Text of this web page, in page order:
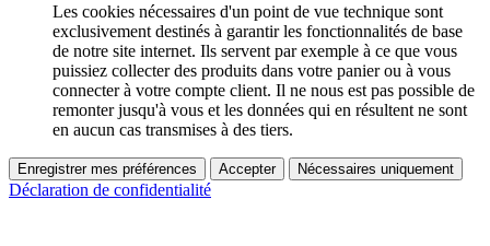
Les cookies nécessaires d'un point de vue technique sont
exclusivement destinés à garantir les fonctionnalités de base
de notre site internet. Ils servent par exemple à ce que vous
puissiez collecter des produits dans votre panier ou à vous
connecter à votre compte client. Il ne nous est pas possible de
remonter jusqu'à vous et les données qui en résultent ne sont
en aucun cas transmises à des tiers.
Enregistrer mes préférences Accepter Nécessaires uniquement
Déclaration de confidentialité